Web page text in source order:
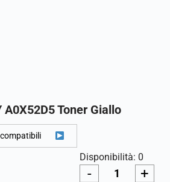
A0X52D5 Toner Giallo
Disponibilità: 0
- +